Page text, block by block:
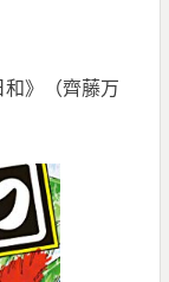
和》（齊藤万